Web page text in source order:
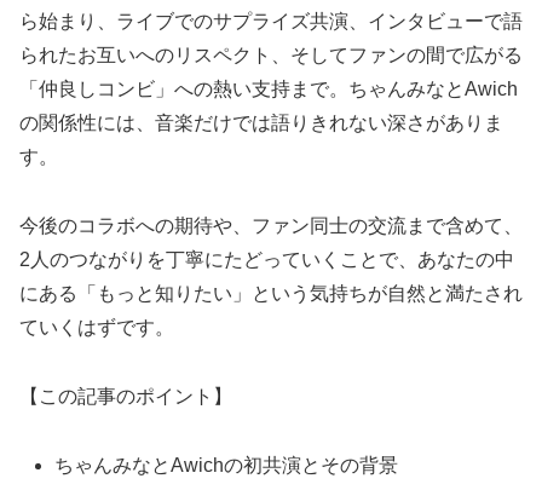
ら始まり、ライブでのサプライズ共演、インタビューで語
られたお互いへのリスペクト、そしてファンの間で広がる
「仲良しコンビ」への熱い支持まで。ちゃんみなとAwich
の関係性には、音楽だけでは語りきれない深さがありま
す。
今後のコラボへの期待や、ファン同士の交流まで含めて、
2人のつながりを丁寧にたどっていくことで、あなたの中
にある「もっと知りたい」という気持ちが自然と満たされ
ていくはずです。
【この記事のポイント】
ちゃんみなとAwichの初共演とその背景